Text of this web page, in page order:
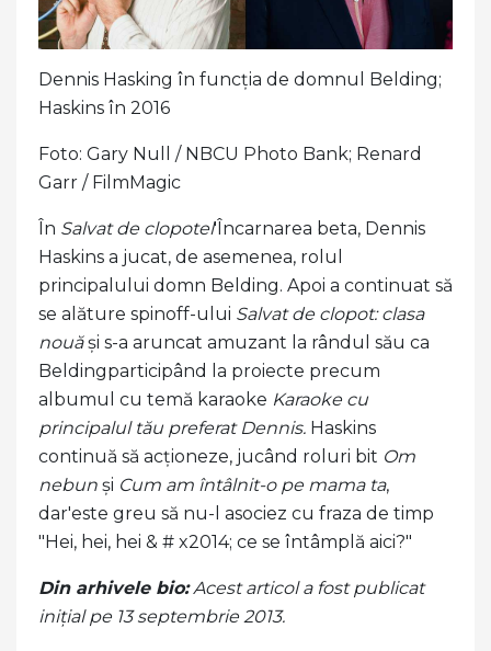
Dennis Hasking în funcția de domnul Belding;
Haskins în 2016
Foto: Gary Null / NBCU Photo Bank; Renard
Garr / FilmMagic
În Salvat de clopotel'Încarnarea beta, Dennis
Haskins a jucat, de asemenea, rolul
principalului domn Belding. Apoi a continuat să
se alăture spinoff-ului Salvat de clopot: clasa
nouăși s-a aruncat amuzant la rândul său ca
Beldingparticipând la proiecte precum
albumul cu temă karaoke Karaoke cu
principalul tău preferat Dennis. Haskins
continuă să acționeze, jucând roluri bit Om
nebun și Cum am întâlnit-o pe mama ta,
dar'este greu să nu-l asociez cu fraza de timp
"Hei, hei, hei & # x2014; ce se întâmplă aici?"
Din arhivele bio:Acest articol a fost publicat
inițial pe 13 septembrie 2013.